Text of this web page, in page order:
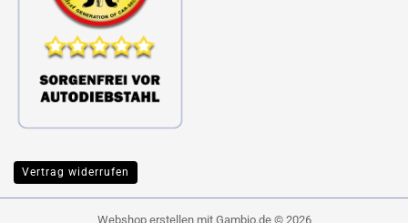
Vertrag widerrufen
Webshop erstellenmit Gambio.de © 2026